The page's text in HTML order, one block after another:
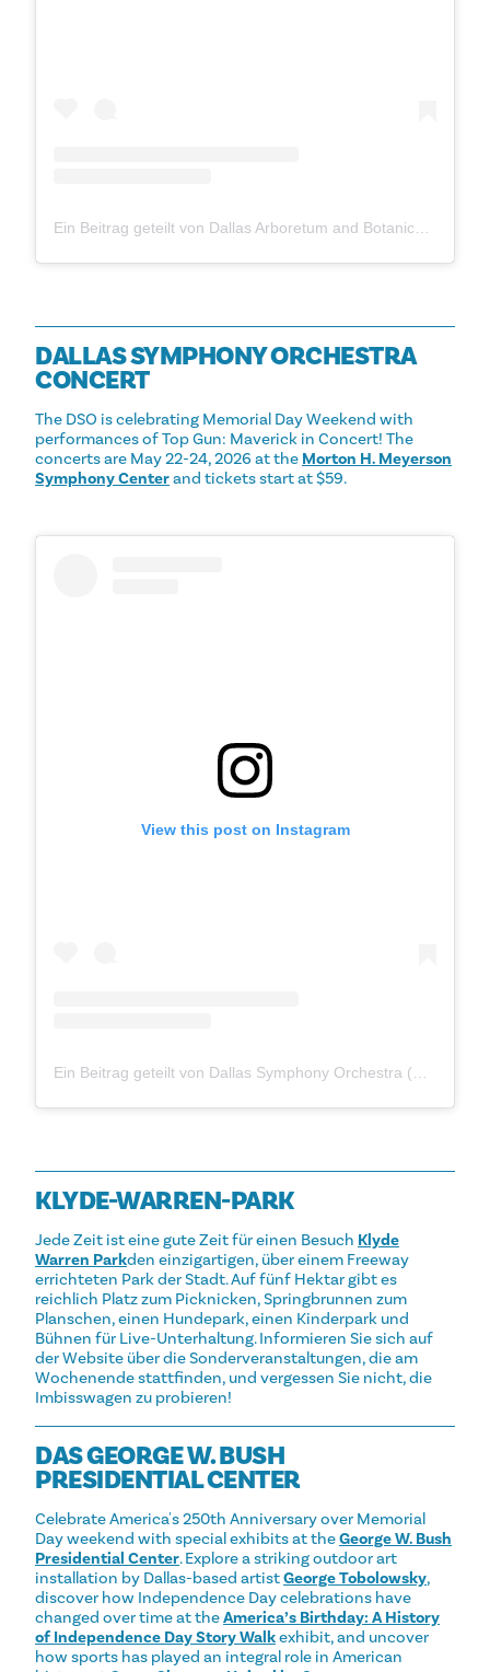
Ein Beitrag geteilt von Dallas Arboretum and Botanical Garden (@thedallasarboretum)
DALLAS SYMPHONY ORCHESTRA
CONCERT
The DSO is celebrating Memorial Day Weekend with
performances of Top Gun: Maverick in Concert! The
concerts are May 22-24, 2026 at the Morton H. Meyerson
Symphony Centerand tickets start at $59.
View this post on Instagram
KLYDE-WARREN-PARK
Jede Zeit ist eine gute Zeit für einen Besuch Klyde
Warren Parkden einzigartigen, über einem Freeway
errichteten Park der Stadt. Auf fünf Hektar gibt es
reichlich Platz zum Picknicken, Springbrunnen zum
Planschen, einen Hundepark, einen Kinderpark und
Bühnen für Live-Unterhaltung. Informieren Sie sich auf
der Website über die Sonderveranstaltungen, die am
Wochenende stattfinden, und vergessen Sie nicht, die
Imbisswagen zu probieren!
DAS GEORGE W. BUSH
PRESIDENTIAL CENTER
Celebrate America's 250th Anniversary over Memorial
Day weekend with special exhibits at theGeorge W. Bush
Presidential Center. Explore a striking outdoor art
installation by Dallas-based artistGeorge Tobolowsky,
discover how Independence Day celebrations have
changed over time at theAmerica’s Birthday: A History
of Independence Day Story Walkexhibit, and uncover
how sports has played an integral role in American